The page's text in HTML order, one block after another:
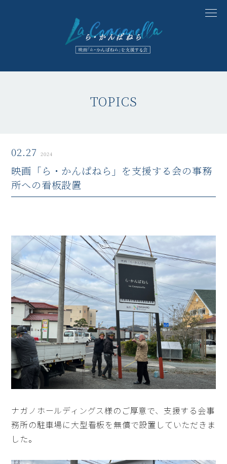
TOPICS
02.27 2024
映画「ら・かんぱねら」を支援する会の事務
所への看板設置
ナガノホールディングス様のご厚意で、支援する会事
務所の駐車場に大型看板を無償で設置していただきま
した。